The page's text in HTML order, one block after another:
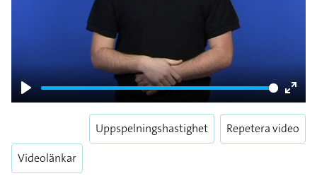
Play
Enter
Videolänkar
Uppspelningshastighet Repetera video